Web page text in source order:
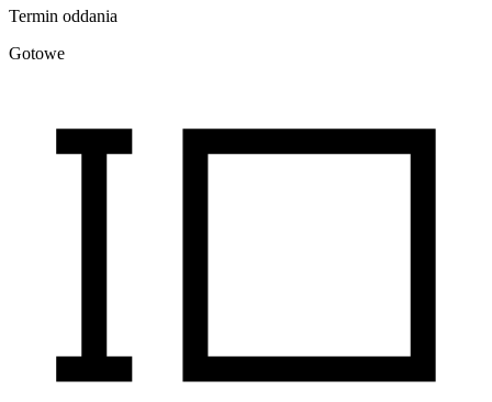
Termin oddania
Gotowe